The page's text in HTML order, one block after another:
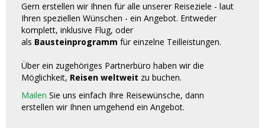
Gern erstellen wir Ihnen für alle unserer Reiseziele - laut
Ihren speziellen Wünschen - ein Angebot. Entweder
komplett, inklusive Flug, oder
als Bausteinprogramm für einzelne Teilleistungen.
Über ein zugehöriges Partnerbüro haben wir die
Möglichkeit, Reisen weltweit zu buchen.
Mailen Sie uns einfach Ihre Reisewünsche, dann
erstellen wir Ihnen umgehend ein Angebot.